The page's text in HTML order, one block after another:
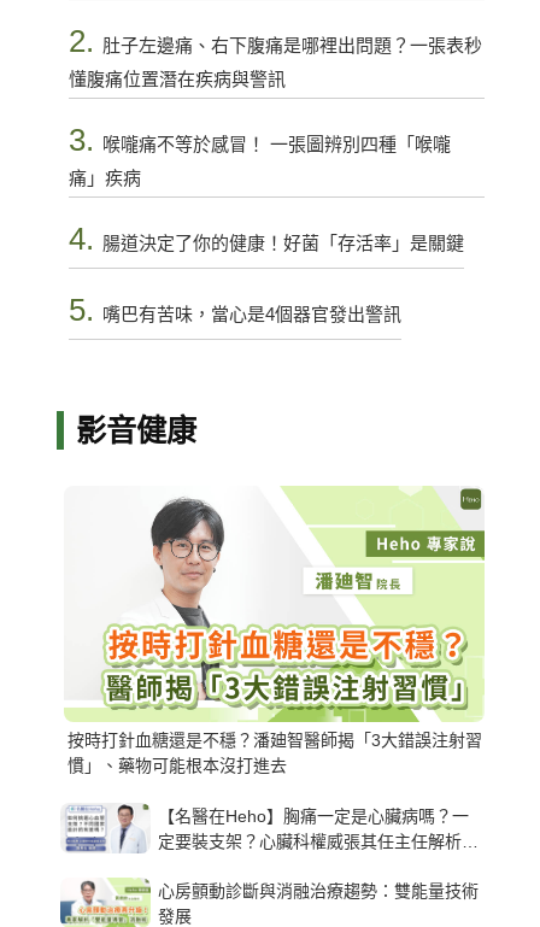
2. 肚子左邊痛、右下腹痛是哪裡出問題？一張表秒
懂腹痛位置潛在疾病與警訊
3.
喉嚨痛不等於感冒！ 一張圖辨別四種「喉嚨
痛」疾病
4. 腸道決定了你的健康！好菌「存活率」是關鍵
5. 嘴巴有苦味，當心是4個器官發出警訊
影音健康
按時打針血糖還是不穩？潘廸智醫師揭「3大錯誤注射習
慣」、藥物可能根本沒打進去
【名醫在Heho】胸痛一定是心臟病嗎？一
定要裝支架？心臟科權威張其任主任解析支
心房顫動診斷與消融治療趨勢：雙能量技術
發展